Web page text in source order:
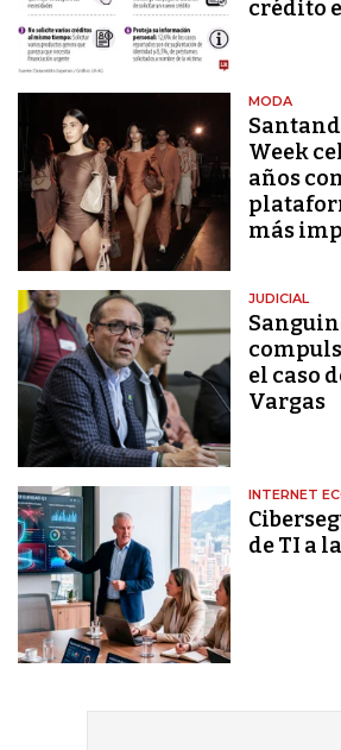
crédito
MODA
Week
años
más
JUDICIAL
el caso
Vargas
INTERNET
de TI a